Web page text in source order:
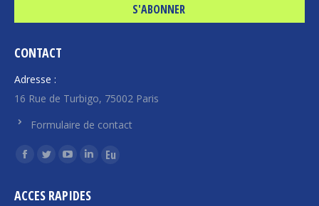
CONTACT
Adresse :
16 Rue de Turbigo, 75002 Paris
Formulaire de contact
Trouvez nous sur :
La
Facebook
La
Twitter
La
YouTube
La
LinkedIn
La
ACCES RAPIDES